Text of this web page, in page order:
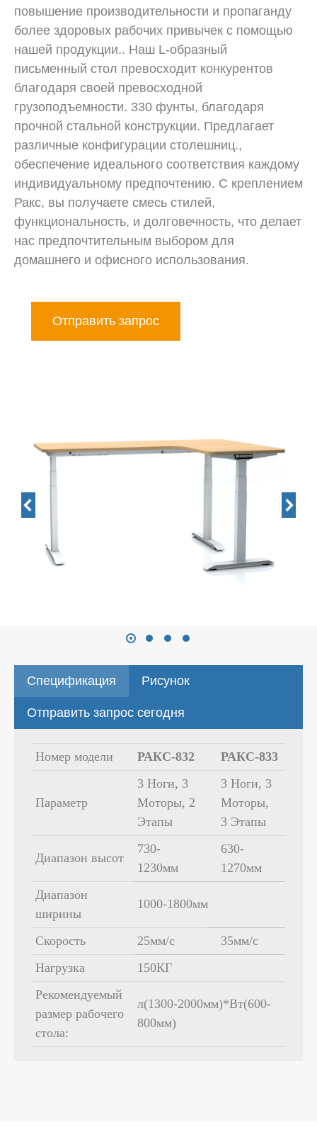
повышение производительности и пропаганду
более здоровых рабочих привычек с помощью
нашей продукции.. Наш L-образный
письменный стол превосходит конкурентов
благодаря своей превосходной
грузоподъемности. 330 фунты, благодаря
прочной стальной конструкции. Предлагает
различные конфигурации столешниц.,
обеспечение идеального соответствия каждому
индивидуальному предпочтению. С креплением
Ракс, вы получаете смесь стилей,
функциональность, и долговечность, что делает
нас предпочтительным выбором для
домашнего и офисного использования.
Отправить запрос
Спецификация Рисунок
Отправить запрос сегодня
Номер модели РАКС-832 РАКС-833
Параметр
3 Ноги, 3
Моторы, 2
Этапы
3 Ноги, 3
Моторы,
3 Этапы
Диапазон высот
730-
1230мм
630-
1270мм
Диапазон
ширины
1000-1800мм
Скорость 25мм/с
35мм/с
Нагрузка
150КГ
Рекомендуемый
размер рабочего
стола:
л(1300-2000мм)*Вт(600-
800мм)